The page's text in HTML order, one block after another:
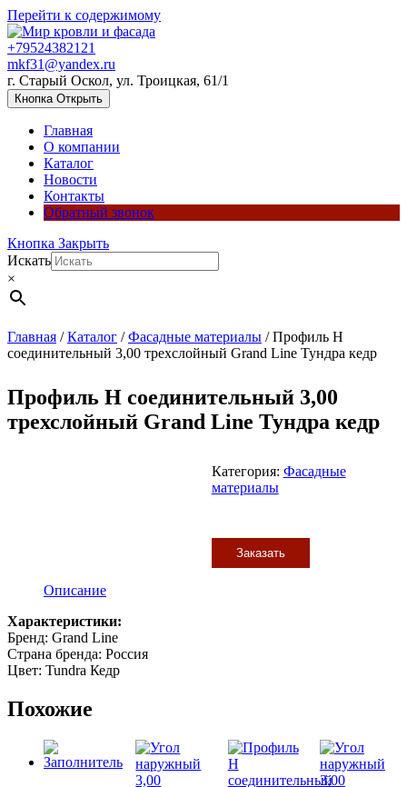
Перейти к содержимому
+79524382121
mkf31@yandex.ru
г. Старый Оскол, ул. Троицкая, 61/1
Кнопка Открыть
Главная
О компании
Каталог
Новости
Контакты
Обратный звонок
Кнопка Закрыть
Искать
×
Главная /Каталог /Фасадные материалы / Профиль H
соединительный 3,00 трехслойный Grand Line Тундра кедр
Профиль H соединительный 3,00
трехслойный Grand Line Тундра кедр
Категория: Фасадные
материалы
Заказать
Описание
Характеристики:
Бренд: Grand Line
Страна бренда: Россия
Цвет: Tundra Кедр
Похожие